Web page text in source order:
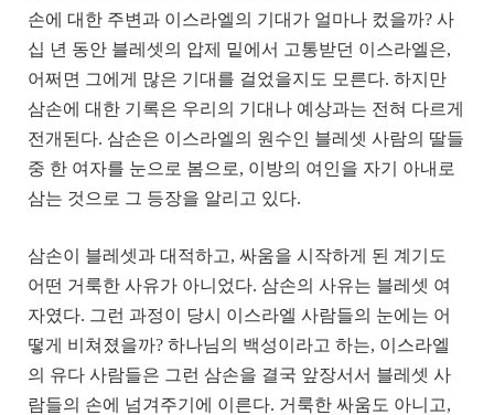
손에 대한 주변과 이스라엘의 기대가 얼마나 컸을까? 사
십 년 동안 블레셋의 압제 밑에서 고통받던 이스라엘은,
어쩌면 그에게 많은 기대를 걸었을지도 모른다. 하지만
삼손에 대한 기록은 우리의 기대나 예상과는 전혀 다르게
전개된다. 삼손은 이스라엘의 원수인 블레셋 사람의 딸들
중 한 여자를 눈으로 봄으로, 이방의 여인을 자기 아내로
삼는 것으로 그 등장을 알리고 있다.
삼손이 블레셋과 대적하고, 싸움을 시작하게 된 계기도
어떤 거룩한 사유가 아니었다. 삼손의 사유는 블레셋 여
자였다. 그런 과정이 당시 이스라엘 사람들의 눈에는 어
떻게 비쳐졌을까? 하나님의 백성이라고 하는, 이스라엘
의 유다 사람들은 그런 삼손을 결국 앞장서서 블레셋 사
람들의 손에 넘겨주기에 이른다. 거룩한 싸움도 아니고,